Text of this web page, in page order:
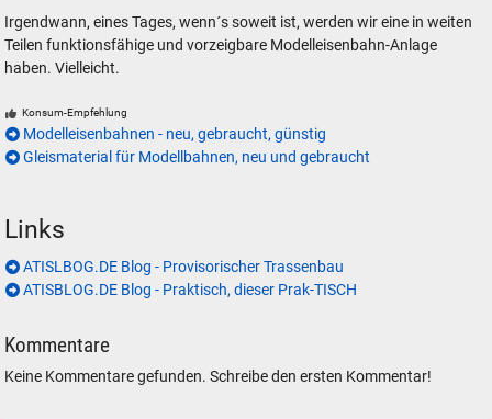
Irgendwann, eines Tages, wenn´s soweit ist, werden wir eine in weiten
Teilen funktionsfähige und vorzeigbare Modelleisenbahn-Anlage
haben. Vielleicht.
Konsum-Empfehlung
Modelleisenbahnen - neu, gebraucht, günstig
Gleismaterial für Modellbahnen, neu und gebraucht
Links
ATISLBOG.DE Blog - Provisorischer Trassenbau
ATISBLOG.DE Blog - Praktisch, dieser Prak-TISCH
Kommentare
Keine Kommentare gefunden. Schreibe den ersten Kommentar!